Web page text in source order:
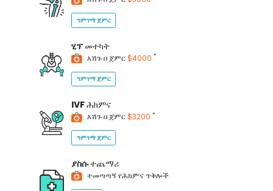
ግምገማ ጀምር
ሂፕመተካት
እሽጉ በ ጀምር$4000 *
ግምገማ ጀምር
IVFሕክምና
እሽጉ በ ጀምር$3200 *
ግምገማ ጀምር
ያስሱተጨማሪ
ተመጣጣኝ የሕክምና ጥቅሎች